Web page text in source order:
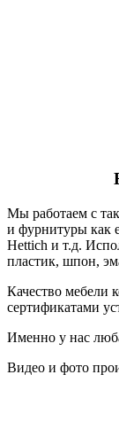
Мы работаем с
и фурнитуры как
Hettich и т.д.
пластик, шпон,
Качество мебели
сертификатами
Именно у нас
Видео и фото